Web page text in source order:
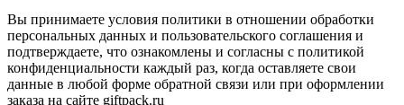
Вы принимаете условия политики в отношении обработки
персональных данных и пользовательского соглашения и
подтверждаете, что ознакомлены и согласны с политикой
конфиденциальности каждый раз, когда оставляете свои
данные в любой форме обратной связи или при оформлении
заказа на сайте giftpack.ru